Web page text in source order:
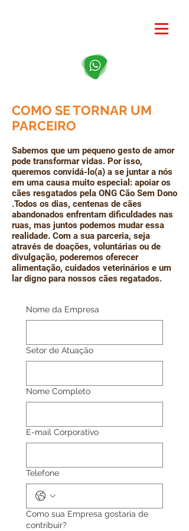
COMO SE TORNAR UM
PARCEIRO
Sabemos que um pequeno gesto de amor
pode transformar vidas. Por isso,
queremos convidá-lo(a) a se juntar a nós
em uma causa muito especial: apoiar os
cães resgatados pela ONG Cão Sem Dono
.​Todos os dias, centenas de cães
abandonados enfrentam dificuldades nas
ruas, mas juntos podemos mudar essa
realidade. Com a sua parceria, seja
através de doações, voluntárias ou de
divulgação, poderemos oferecer
alimentação, cuidados veterinários e um
lar digno para nossos cães regatados.
Nome da Empresa
Setor de Atuação
Nome Completo
E-mail Corporativo
Telefone
Como sua Empresa gostaria de
contribuir?